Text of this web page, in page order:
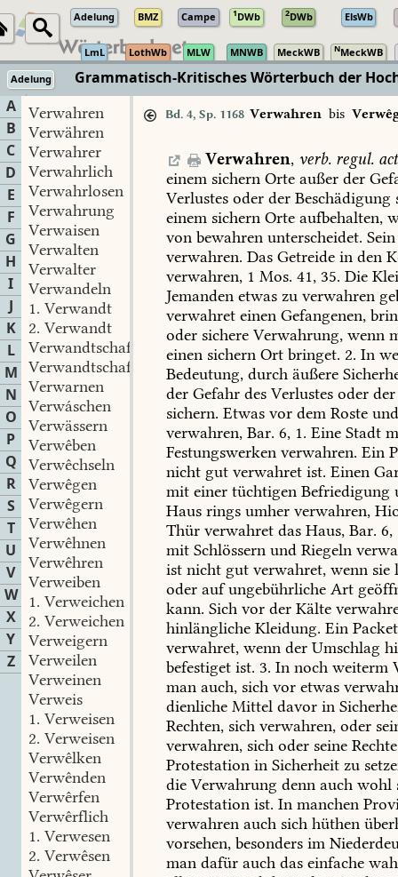
Adelung BMZ Campe 1DWb 2DWb ElsWb
LmL LothWb MLW MNWB MeckWB NMeckWB
Adelung
Grammatisch-Kritisches Wörterbuch der
A
B
C
D
E
F
G
H
I
J
K
L
M
N
O
P
Q
R
S
T
U
V
W
X
Y
Z
Verwahren
Verwähren
Verwahrer
Verwahrlich
Verwahrlosen
Verwahrung
Verwaisen
Verwalten
Verwalter
Verwandeln
1. Verwandt
2. Verwandt
Verwandtschaft
Verwandtschaftlich
Verwarnen
Verwáschen
Verwässern
Verwêben
Verwêchseln
Verwêgen
Verwêgern
Verwêhen
Verwêhnen
Verwêhren
Verweiben
1. Verweichen
2. Verweichen
Verweigern
Verweilen
Verweinen
Verweis
1. Verweisen
2. Verweisen
Verwêlken
Verwênden
Verwêrfen
Verwêrflich
1. Verwesen
2. Verwêsen
Bd. 4, Sp. 1168 Verwahrenbis
Verwahren, verb.regul.
einem sichern Orte außer der
Verlustes oder der Beschädigung
einem sichern Orte aufbehalten,
von bewahren unterscheidet. Sein
verwahren. Das Getreide in den
verwahren, 1 Mos. 41, 35. Die
Jemanden etwas zu verwahren
verwahret einen Gefangenen,
oder sichere Verwahrung, wenn
einen sichern Ort bringet. 2. In
Bedeutung, durch äußere
der Gefahr des Verlustes oder der
sichern. Etwas vor dem Roste
verwahren, Bar. 6, 1. Eine Stadt
Festungswerken verwahren. Ein
nicht gut verwahret ist. Einen
mit einer tüchtigen Befriedigung
Haus rings umher verwahren,
Thür verwahret das Haus, Bar. 6,
mit Schlössern und Riegeln
ist nicht gut verwahret, wenn sie
oder aufungebührliche Art
kann. Sich vor der Kälte
hinlängliche Kleidung. Ein Packet
verwahret, wenn der Umschlag
befestiget ist. 3. In noch weiterm
man auch, sich vor etwas
dienliche Mittel davor in
Rechten, sich verwahren, oder
verwahren, sich oder seine Rechte
Protestation in Sicherheit zu
die Verwahrung denn auch wohl
Protestation ist. In manchen
verwahren auch sich hüthen
vorsehen, besonders im
man dafür auch das einfache